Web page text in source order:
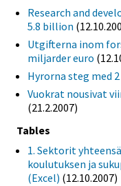
Research and
5.8 billion
Utgifterna inom
miljarder euro
Hyrorna steg med
Vuokrat nousivat
(21.2.2007)
Tables
1. Sektorit
koulutuksen ja
(Excel) (12.10.2007)